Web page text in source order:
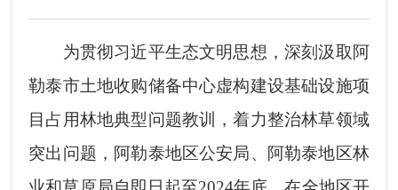
为贯彻习近平生态文明思想，深刻汲取阿
勒泰市土地收购储备中心虚构建设基础设施项
目占用林地典型问题教训，着力整治林草领域
突出问题，阿勒泰地区公安局、阿勒泰地区林